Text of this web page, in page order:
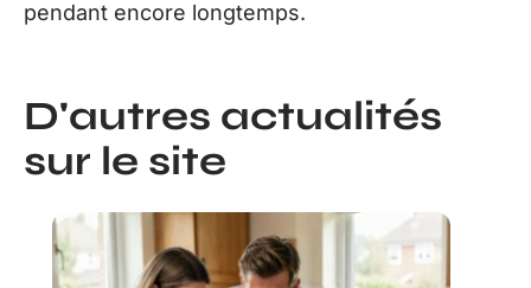
pendant encore longtemps.
D'autres actualités
sur le site